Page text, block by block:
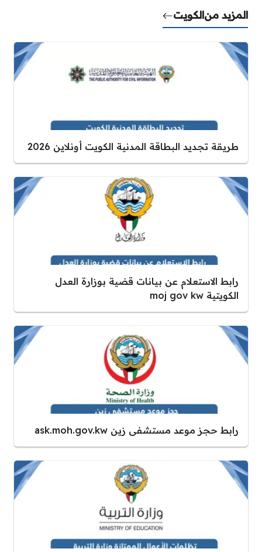
المزيد منالكويت
طريقة تجديد البطاقة المدنية الكويت أونلاين 2026
رابط الاستعلام عن بيانات قضية بوزارة العدل
الكويتية moj gov kw
رابط حجز موعد مستشفى زين ask.moh.gov.kw